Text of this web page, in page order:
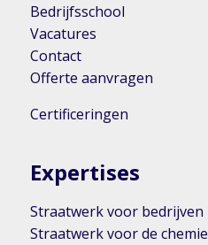
Bedrijfsschool
Vacatures
Contact
Offerte aanvragen
Certificeringen
Expertises
Straatwerk voor bedrijven
Straatwerk voor de chemie